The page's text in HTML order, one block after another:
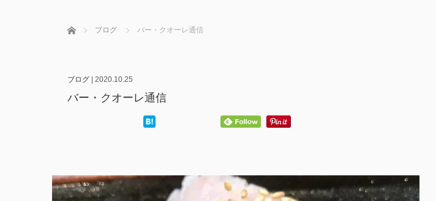
ホーム ブログ バー・クオーレ通信
ブログ| 2020.10.25
バー・クオーレ通信